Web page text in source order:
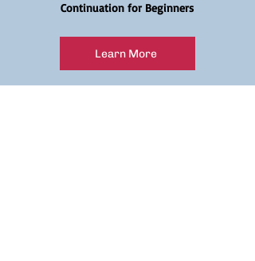
Continuation for Beginners
Learn More